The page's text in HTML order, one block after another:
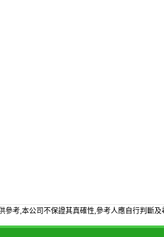
考,本公司不保證其真確性,參考人應自行判斷